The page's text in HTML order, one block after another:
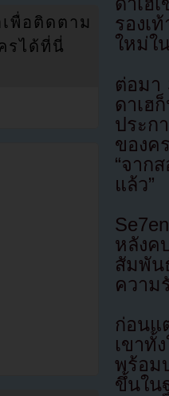
ดาเ
รองเ
ใหม่ใ
ต่อมา
ดาเ
ประก
ของค
“จาก
แล้ว”
หลังค
สัมพั
ความ
ก่อนแ
เขาทั้
พร้อม
ขึ้นใน
พื่อติดตาม
รได้ที่นี่